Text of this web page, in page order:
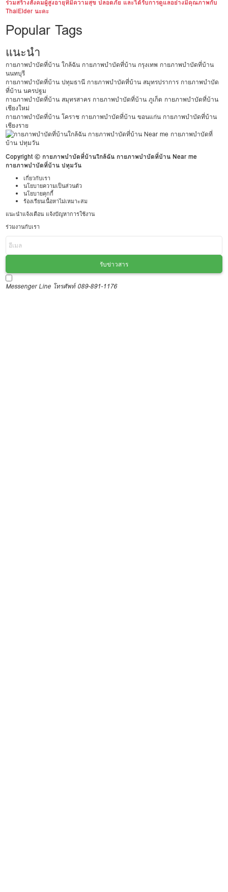
ร่วมสร้างสังคมผู้สูงอายุที่มีความสุข ปลอดภัย และได้รับการดูแลอย่างมีคุณภาพกับ
ThaiElder นะคะ
Popular Tags
แนะนำ
กายภาพบำบัดที่บ้าน ใกล้ฉัน กายภาพบำบัดที่บ้าน กรุงเทพ กายภาพบำบัดที่บ้าน
นนทบุรี
กายภาพบำบัดที่บ้าน ปทุมธานี กายภาพบำบัดที่บ้าน สมุทรปราการ กายภาพบำบัด
ที่บ้าน นครปฐม
กายภาพบำบัดที่บ้าน สมุทรสาคร กายภาพบำบัดที่บ้าน ภูเก็ต กายภาพบำบัดที่บ้าน
เชียงใหม่
กายภาพบำบัดที่บ้าน โคราช กายภาพบำบัดที่บ้าน ขอนแก่น กายภาพบำบัดที่บ้าน
เชียงราย
Copyright © กายภาพบำบัดที่บ้านใกล้ฉัน กายภาพบำบัดที่บ้าน Near me
กายภาพบำบัดที่บ้าน ปทุมวัน
เกี่ยวกับเรา
นโยบายความเป็นส่วนตัว
นโยบายคุกกี้
ร้องเรียนเนื้อหาไม่เหมาะสม
แนะนำแจ้งเตือน แจ้งปัญหาการใช้งาน
ร่วมงานกับเรา
รับข่าวสาร
Messenger Line โทรศัพท์ 089-891-1176